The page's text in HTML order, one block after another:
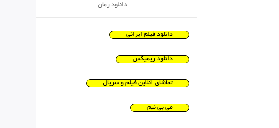
دانلود رمان
دانلود فیلم ایرانی
دانلود ریمیکس
تماشای آنلاین فیلم و سریال
می بی نیم